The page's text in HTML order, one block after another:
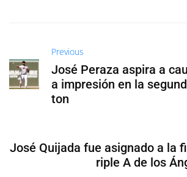
Previous
José Peraza aspira a
a impresión en la
ton
José Quijada fue asignado a la
riple A de los